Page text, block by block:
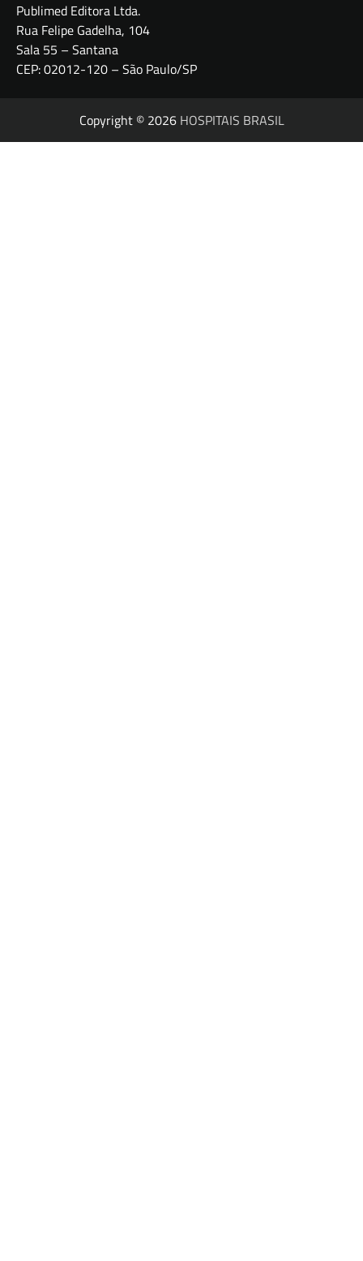
Publimed Editora Ltda.
Rua Felipe Gadelha, 104
Sala 55 – Santana
CEP: 02012-120 – São Paulo/SP
Copyright © 2026 HOSPITAIS BRASIL